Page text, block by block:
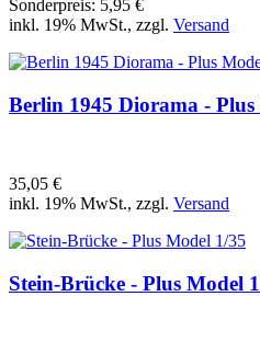
Sonderpreis: 5,95 €
inkl. 19% MwSt., zzgl. Versand
Berlin 1945 Diorama - Plus
35,05 €
inkl. 19% MwSt., zzgl. Versand
Stein-Brücke - Plus Model